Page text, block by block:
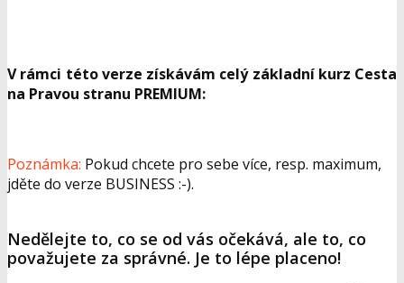
V rámci této verze získávám celý základní kurz Cesta
na Pravou stranu PREMIUM:
Poznámka: Pokud chcete pro sebe více, resp. maximum,
jděte do verze BUSINESS :-).
Nedělejte to, co se od vás očekává, ale to, co
považujete za správné. Je to lépe placeno!